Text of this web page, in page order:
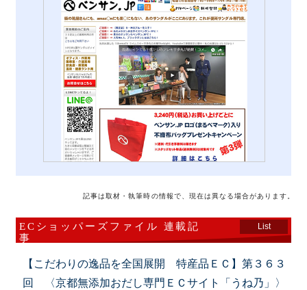
記事は取材・執筆時の情報で、現在は異なる場合があります。
ECショッパーズファイル 連載記
事
List
【こだわりの逸品を全国展開 特産品ＥＣ】第３６３
回 〈京都無添加おだし専門ＥＣサイト「うね乃」〉